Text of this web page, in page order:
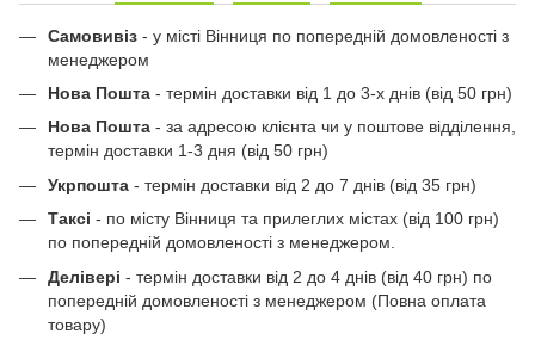
Самовивіз - у місті Вінниця по попередній домовленості з
менеджером
Нова Пошта - термін доставки від 1 до 3-х днів (від 50 грн)
Нова Пошта - за адресою клієнта чи у поштове відділення,
термін доставки 1-3 дня (від 50 грн)
Укрпошта - термін доставки від 2 до 7 днів (від 35 грн)
Таксі - по місту Вінниця та прилеглих містах (від 100 грн)
по попередній домовленості з менеджером.
Делівері - термін доставки від 2 до 4 днів (від 40 грн) по
попередній домовленості з менеджером (Повна оплата
товару)